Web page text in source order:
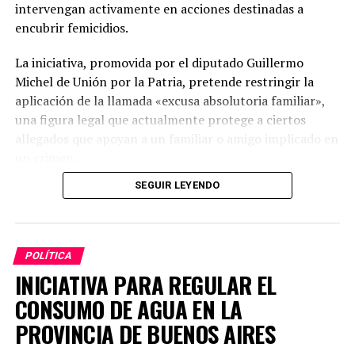
TEMAS RELACIONADOS: ACTUALIDAD
CHATS FILTRADOS
ESCÁNDALO
MARTÍN SORIA
EL PRESIDENTE INSTRUYÓ PARA QUE SE «INVESTIGUE
PENALMENTE» EL ESCÁNDALO DE LOS CHATS
NO TE PIERDAS
POSSE PIDE INTERNAS EN LA UCR DE LA PROVINCIA DE
intervengan activamente en acciones destinadas a
encubrir femicidios.
La iniciativa, promovida por el diputado Guillermo
Michel de Unión por la Patria, pretende restringir la
aplicación de la llamada «excusa absolutoria familiar»,
una figura legal que actualmente protege a ciertos
Modificaciones propuestas
El proyecto sugiere una enmienda al artículo 277, inciso
4°, del Código Penal, de modo que la exención no se
aplique a quienes, de forma intencionada, colaboren en
ocultar pruebas o interfieran en las indagaciones
relacionadas con femicidios y homicidios vinculados a la
violencia de género.
SEGUIR LEYENDO
POLÍTICA
INICIATIVA PARA REGULAR EL
CONSUMO DE AGUA EN LA
PROVINCIA DE BUENOS AIRES